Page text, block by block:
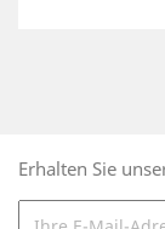
Erhalten Sie